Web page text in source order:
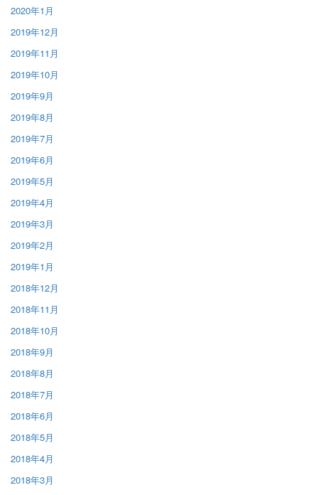
2020年1月
2019年12月
2019年11月
2019年10月
2019年9月
2019年8月
2019年7月
2019年6月
2019年5月
2019年4月
2019年3月
2019年2月
2019年1月
2018年12月
2018年11月
2018年10月
2018年9月
2018年8月
2018年7月
2018年6月
2018年5月
2018年4月
2018年3月